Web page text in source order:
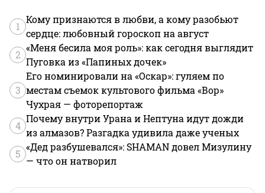
1
Кому признаются в любви, а кому разобьют
сердце: любовный гороскоп на август
2
«Меня бесила моя роль»: как сегодня выглядит
Пуговка из «Папиных дочек»
3
Его номинировали на «Оскар»: гуляем по
местам съемок культового фильма «Вор»
Чухрая — фоторепортаж
4
Почему внутри Урана и Нептуна идут дожди
из алмазов? Разгадка удивила даже ученых
5
«Дед разбушевался»: SHAMAN довел Мизулину
— что он натворил